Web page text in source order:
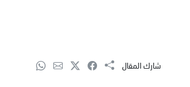
شارك المقال